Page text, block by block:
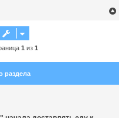
т
с
1 из 1
раздела